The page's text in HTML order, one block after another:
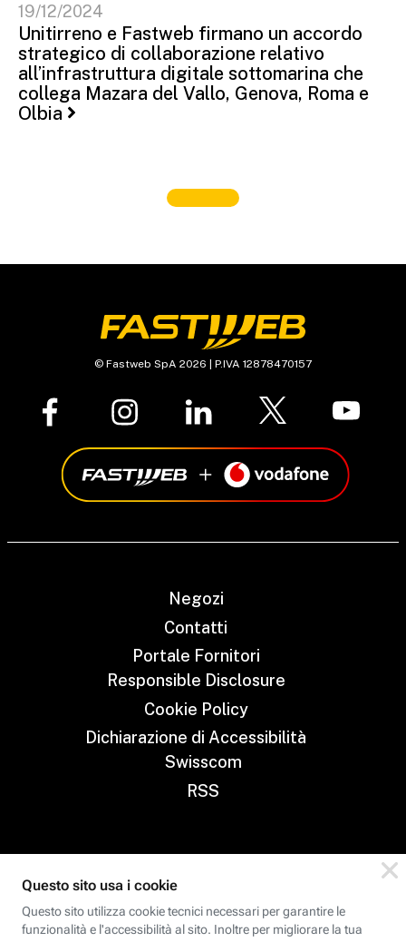
19/12/2024
Unitirreno e Fastweb firmano un accordo
strategico di collaborazione relativo
all’infrastruttura digitale sottomarina che
collega Mazara del Vallo, Genova, Roma e
Olbia
© Fastweb SpA 2026 | P.IVA 12878470157
Negozi
Contatti
Portale Fornitori
Responsible Disclosure
Cookie Policy
Dichiarazione di Accessibilità
Swisscom
RSS